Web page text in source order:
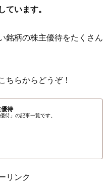
ています。
銘柄の株主優待をたくさん
ちらからどうぞ！
待
待」の記事一覧です。
リンク